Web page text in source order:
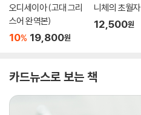
오디세이아 (고대 그리
스어 완역본)
10% 19,800원
니체의 초월자
12,500원
카드뉴스로 보는 책